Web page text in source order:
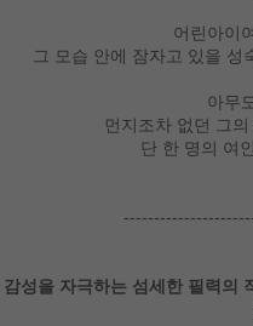
어린아이
그 모습 안에 잠자고 있을 성
아무
먼지조차 없던 그
단 한 명의 여
감성을 자극하는 섬세한 필력의